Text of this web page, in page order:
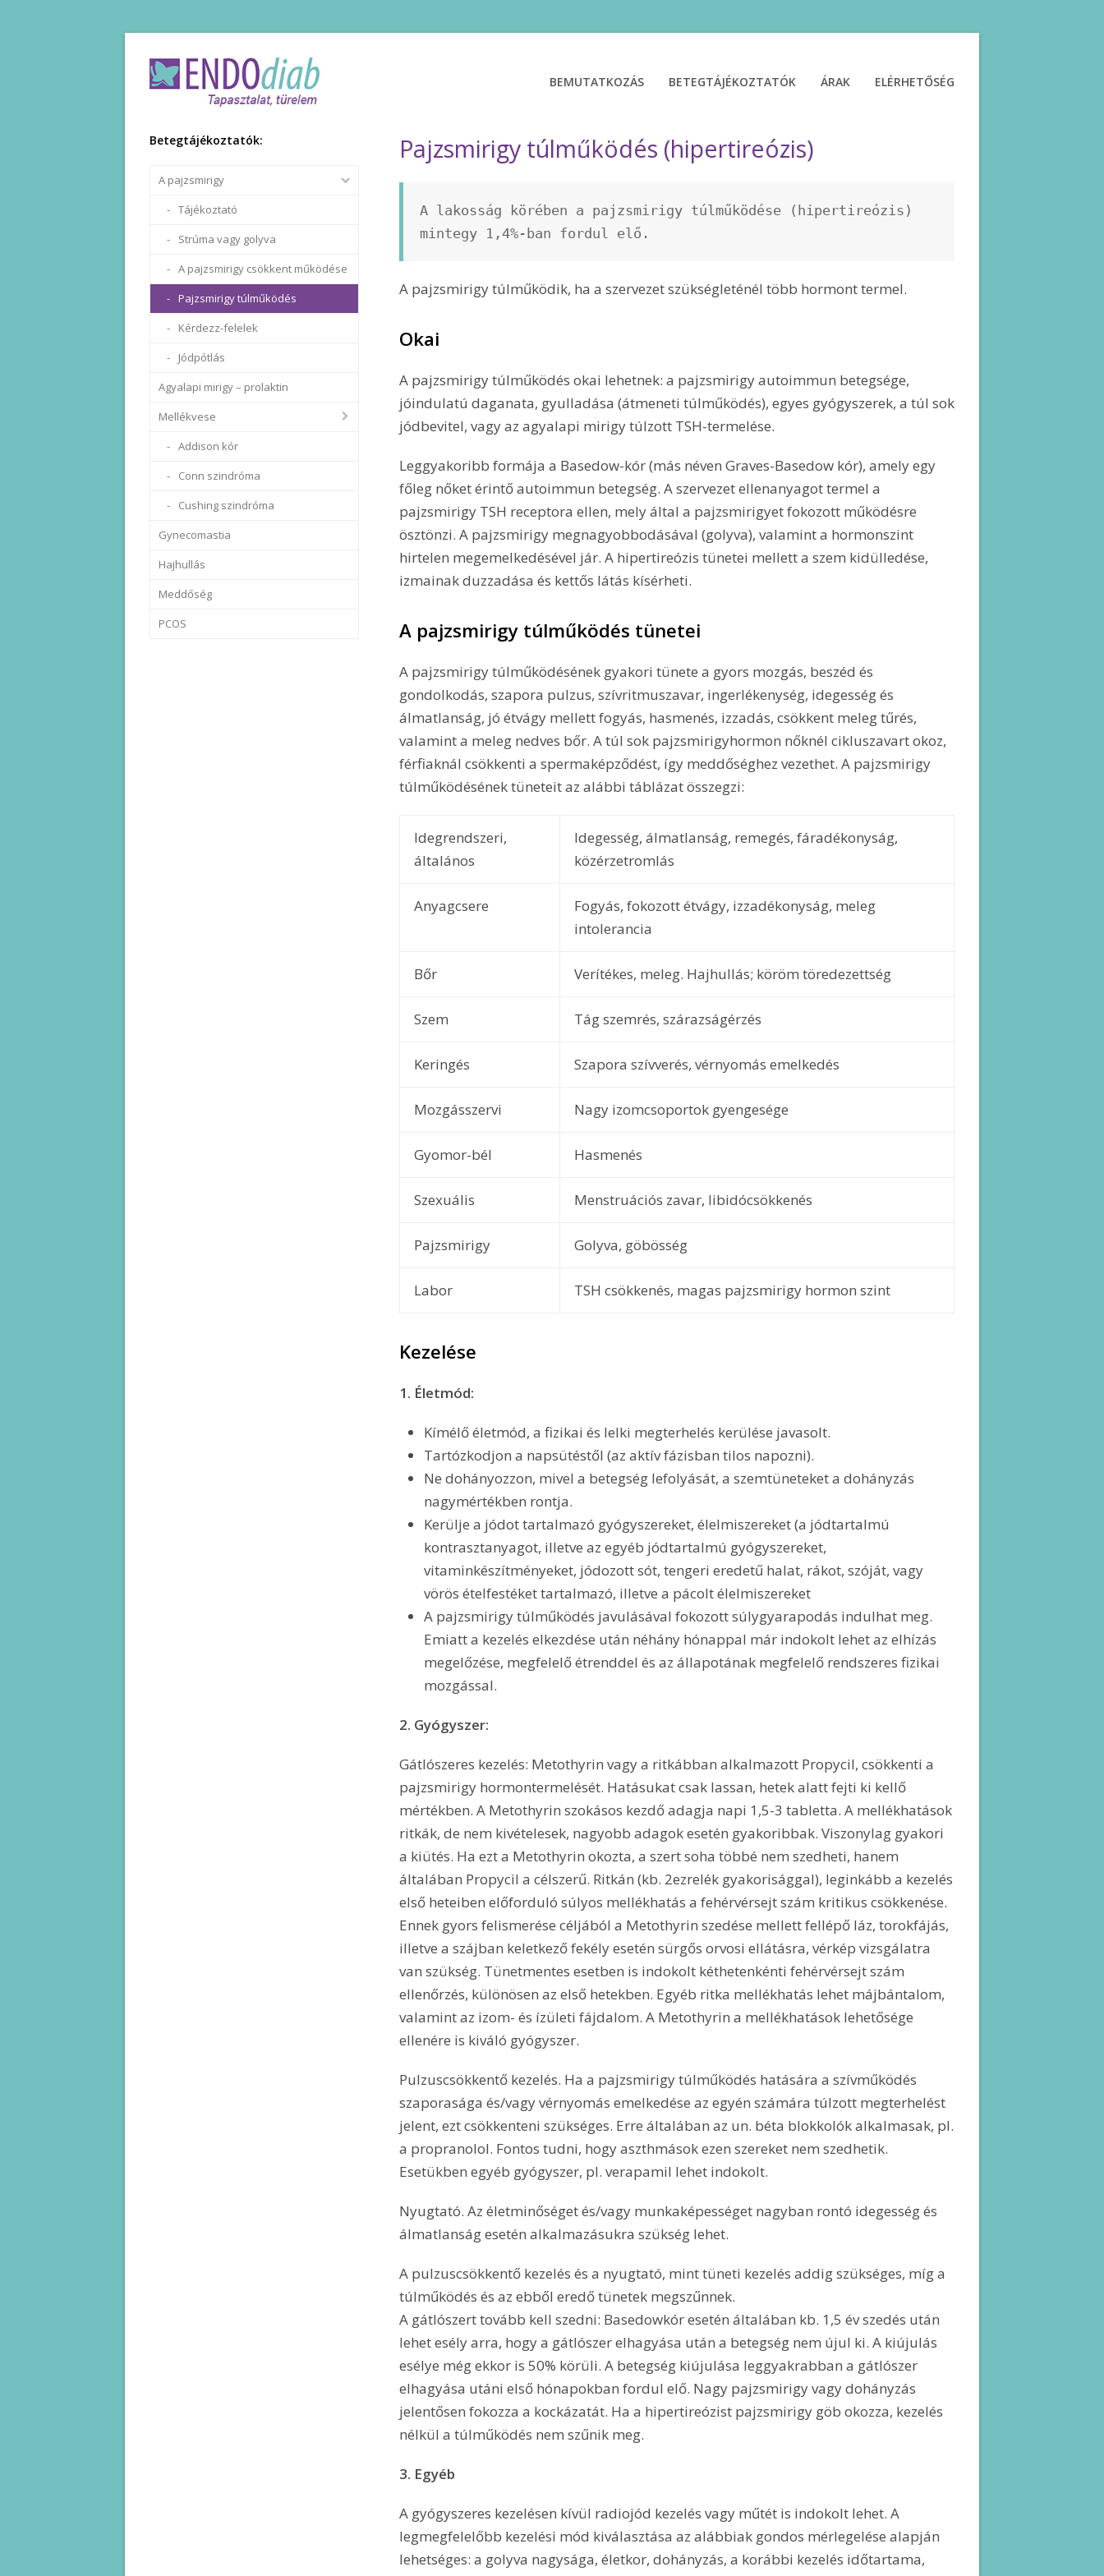
BEMUTATKOZÁS BETEGTÁJÉKOZTATÓK ÁRAK ELÉRHETŐSÉG
Pajzsmirigy túlműködés (hipertireózis)
A lakosság körében a pajzsmirigy túlműködése (hipertireózis)
mintegy 1,4%-ban fordul elő.
A pajzsmirigy túlműködik, ha a szervezet szükségleténél több hormont termel.
Okai
A pajzsmirigy túlműködés okai lehetnek: a pajzsmirigy autoimmun betegsége,
jóindulatú daganata, gyulladása (átmeneti túlműködés), egyes gyógyszerek, a túl sok
jódbevitel, vagy az agyalapi mirigy túlzott TSH-termelése.
Leggyakoribb formája a Basedow-kór (más néven Graves-Basedow kór), amely egy
főleg nőket érintő autoimmun betegség. A szervezet ellenanyagot termel a
pajzsmirigy TSH receptora ellen, mely által a pajzsmirigyet fokozott működésre
ösztönzi. A pajzsmirigy megnagyobbodásával (golyva), valamint a hormonszint
hirtelen megemelkedésével jár. A hipertireózis tünetei mellett a szem kidülledése,
izmainak duzzadása és kettős látás kísérheti.
A pajzsmirigy túlműködés tünetei
A pajzsmirigy túlműködésének gyakori tünete a gyors mozgás, beszéd és
gondolkodás, szapora pulzus, szívritmuszavar, ingerlékenység, idegesség és
álmatlanság, jó étvágy mellett fogyás, hasmenés, izzadás, csökkent meleg tűrés,
valamint a meleg nedves bőr. A túl sok pajzsmirigyhormon nőknél cikluszavart okoz,
férfiaknál csökkenti a spermaképződést, így meddőséghez vezethet. A pajzsmirigy
túlműködésének tüneteit az alábbi táblázat összegzi:
Idegrendszeri,
általános
Idegesség, álmatlanság, remegés, fáradékonyság,
közérzetromlás
Anyagcsere
Fogyás, fokozott étvágy, izzadékonyság, meleg
intolerancia
Bőr Verítékes, meleg. Hajhullás; köröm töredezettség
Szem Tág szemrés, szárazságérzés
Keringés Szapora szívverés, vérnyomás emelkedés
Mozgásszervi Nagy izomcsoportok gyengesége
Gyomor-bél Hasmenés
Szexuális Menstruációs zavar, libidócsökkenés
Pajzsmirigy Golyva, göbösség
Labor TSH csökkenés, magas pajzsmirigy hormon szint
Kezelése
1. Életmód:
Kímélő életmód, a fizikai és lelki megterhelés kerülése javasolt.
Tartózkodjon a napsütéstől (az aktív fázisban tilos napozni).
Ne dohányozzon, mivel a betegség lefolyását, a szemtüneteket a dohányzás
nagymértékben rontja.
Kerülje a jódot tartalmazó gyógyszereket, élelmiszereket (a jódtartalmú
kontrasztanyagot, illetve az egyéb jódtartalmú gyógyszereket,
vitaminkészítményeket, jódozott sót, tengeri eredetű halat, rákot, szóját, vagy
vörös ételfestéket tartalmazó, illetve a pácolt élelmiszereket
A pajzsmirigy túlműködés javulásával fokozott súlygyarapodás indulhat meg.
Emiatt a kezelés elkezdése után néhány hónappal már indokolt lehet az elhízás
megelőzése, megfelelő étrenddel és az állapotának megfelelő rendszeres fizikai
mozgással.
2. Gyógyszer:
Gátlószeres kezelés: Metothyrin vagy a ritkábban alkalmazott Propycil, csökkenti a
pajzsmirigy hormontermelését. Hatásukat csak lassan, hetek alatt fejti ki kellő
mértékben. A Metothyrin szokásos kezdő adagja napi 1,5-3 tabletta. A mellékhatások
ritkák, de nem kivételesek, nagyobb adagok esetén gyakoribbak. Viszonylag gyakori
a kiütés. Ha ezt a Metothyrin okozta, a szert soha többé nem szedheti, hanem
általában Propycil a célszerű. Ritkán (kb. 2ezrelék gyakorisággal), leginkább a kezelés
első heteiben előforduló súlyos mellékhatás a fehérvérsejt szám kritikus csökkenése.
Ennek gyors felismerése céljából a Metothyrin szedése mellett fellépő láz, torokfájás,
illetve a szájban keletkező fekély esetén sürgős orvosi ellátásra, vérkép vizsgálatra
van szükség. Tünetmentes esetben is indokolt kéthetenkénti fehérvérsejt szám
ellenőrzés, különösen az első hetekben. Egyéb ritka mellékhatás lehet májbántalom,
valamint az izom- és ízületi fájdalom. A Metothyrin a mellékhatások lehetősége
ellenére is kiváló gyógyszer.
Pulzuscsökkentő kezelés. Ha a pajzsmirigy túlműködés hatására a szívműködés
szaporasága és/vagy vérnyomás emelkedése az egyén számára túlzott megterhelést
jelent, ezt csökkenteni szükséges. Erre általában az un. béta blokkolók alkalmasak, pl.
a propranolol. Fontos tudni, hogy aszthmások ezen szereket nem szedhetik.
Esetükben egyéb gyógyszer, pl. verapamil lehet indokolt.
Nyugtató. Az életminőséget és/vagy munkaképességet nagyban rontó idegesség és
álmatlanság esetén alkalmazásukra szükség lehet.
A pulzuscsökkentő kezelés és a nyugtató, mint tüneti kezelés addig szükséges, míg a
túlműködés és az ebből eredő tünetek megszűnnek.
A gátlószert tovább kell szedni: Basedowkór esetén általában kb. 1,5 év szedés után
lehet esély arra, hogy a gátlószer elhagyása után a betegség nem újul ki. A kiújulás
esélye még ekkor is 50% körüli. A betegség kiújulása leggyakrabban a gátlószer
elhagyása utáni első hónapokban fordul elő. Nagy pajzsmirigy vagy dohányzás
jelentősen fokozza a kockázatát. Ha a hipertireózist pajzsmirigy göb okozza, kezelés
nélkül a túlműködés nem szűnik meg.
3. Egyéb
A gyógyszeres kezelésen kívül radiojód kezelés vagy műtét is indokolt lehet. A
legmegfelelőbb kezelési mód kiválasztása az alábbiak gondos mérlegelése alapján
lehetséges: a golyva nagysága, életkor, dohányzás, a korábbi kezelés időtartama,
Betegtájékoztatók:
A pajzsmirigy
Tájékoztató
Strúma vagy golyva
A pajzsmirigy csökkent működése
Pajzsmirigy túlműködés
Kérdezz-felelek
Jódpótlás
Agyalapi mirigy – prolaktin
Mellékvese
Addison kór
Conn szindróma
Cushing szindróma
Gynecomastia
Hajhullás
Meddőség
PCOS